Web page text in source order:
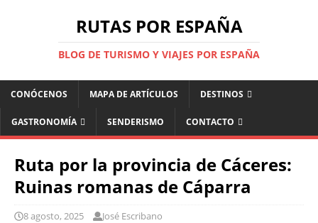
RUTAS POR ESPAÑA
BLOG DE TURISMO Y VIAJES POR ESPAÑA
CONÓCENOS MAPA DE ARTÍCULOS DESTINOS
GASTRONOMÍA SENDERISMO CONTACTO
Ruta por la provincia de Cáceres:
Ruinas romanas de Cáparra
8 agosto, 2025 José Escribano